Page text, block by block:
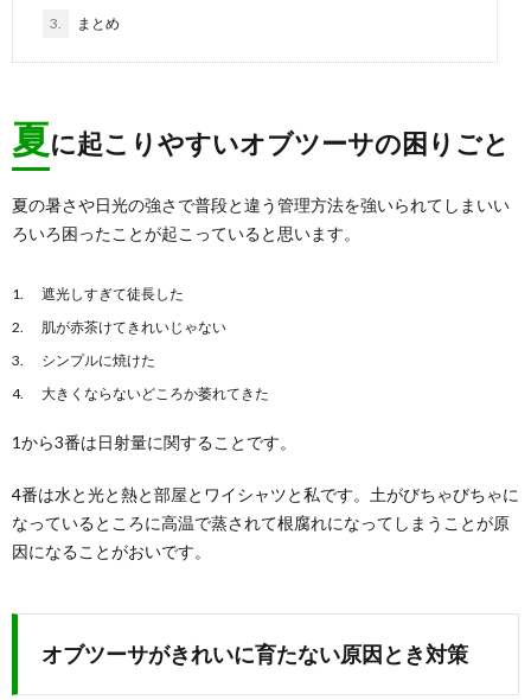
3. まとめ
夏に起こりやすいオブツーサの困りごと
夏の暑さや日光の強さで普段と違う管理方法を強いられてしまいい
ろいろ困ったことが起こっていると思います。
遮光しすぎて徒長した
肌が赤茶けてきれいじゃない
シンプルに焼けた
大きくならないどころか萎れてきた
1から3番は日射量に関することです。
4番は水と光と熱と部屋とワイシャツと私です。土がびちゃびちゃに
なっているところに高温で蒸されて根腐れになってしまうことが原
因になることがおいです。
オブツーサがきれいに育たない原因とき対策